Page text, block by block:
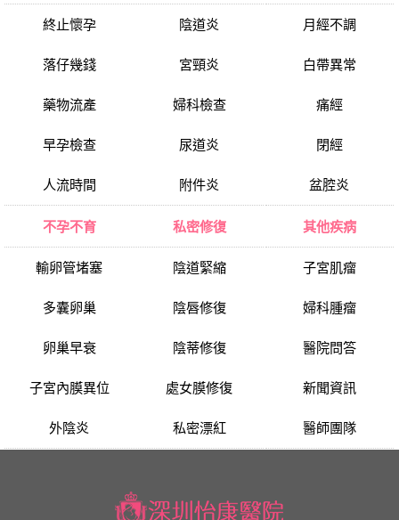
終止懷孕
落仔幾錢
藥物流產
早孕檢查
人流時間
陰道炎
宮頸炎
婦科檢查
尿道炎
附件炎
月經不調
白帶異常
痛經
閉經
盆腔炎
不孕不育
輸卵管堵塞
多囊卵巢
卵巢早衰
子宮內膜異位
外陰炎
私密修復
陰道緊縮
陰唇修復
陰蒂修復
處女膜修復
私密漂紅
其他疾病
子宮肌瘤
婦科腫瘤
醫院問答
新聞資訊
醫師團隊